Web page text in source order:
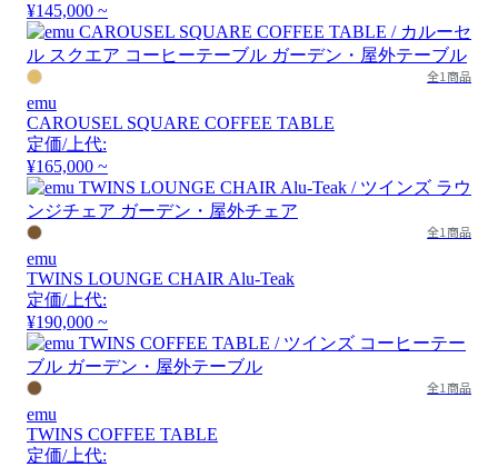
¥145,000 ~
全1商品
emu
CAROUSEL SQUARE COFFEE TABLE
定価/上代:
¥165,000 ~
全1商品
emu
TWINS LOUNGE CHAIR Alu-Teak
定価/上代:
¥190,000 ~
全1商品
emu
TWINS COFFEE TABLE
定価/上代: